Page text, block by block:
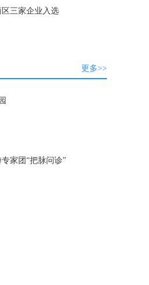
三家企业入选
更多>>
家团“把脉问诊”